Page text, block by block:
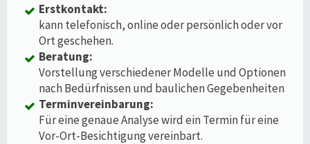
Erstkontakt:
kann telefonisch, online oder persönlich oder vor
Ort geschehen.
Beratung:
Vorstellung verschiedener Modelle und Optionen
nach Bedürfnissen und baulichen Gegebenheiten
Terminvereinbarung:
Für eine genaue Analyse wird ein Termin für eine
Vor-Ort-Besichtigung vereinbart.